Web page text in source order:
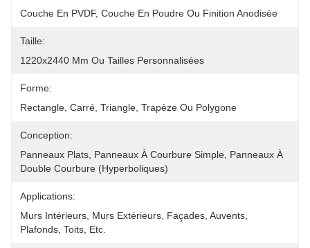
Couche En PVDF, Couche En Poudre Ou Finition Anodisée
Taille:
1220x2440 Mm Ou Tailles Personnalisées
Forme:
Rectangle, Carré, Triangle, Trapèze Ou Polygone
Conception:
Panneaux Plats, Panneaux À Courbure Simple, Panneaux À
Double Courbure (hyperboliques)
Applications:
Murs Intérieurs, Murs Extérieurs, Façades, Auvents,
Plafonds, Toits, Etc.